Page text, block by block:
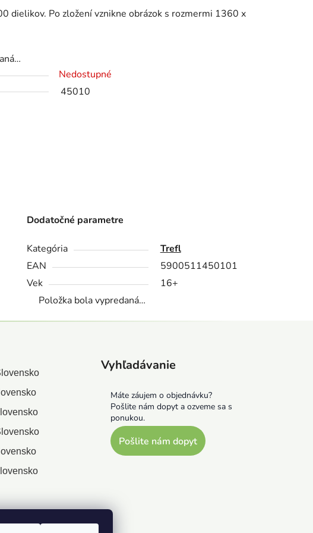
dielikov. Po zložení vznikne obrázok s rozmermi 1360 x
Nedostupné
45010
Dodatočné parametre
Kategória
Trefl
EAN
5900511450101
Vek
16+
Položka bola vypredaná…
Vyhľadávanie
Máte záujem o objednávku?
Pošlite nám dopyt a ozveme sa s
ponukou.
Pošlite nám dopyt